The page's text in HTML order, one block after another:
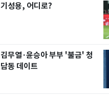
기성용, 어디로?
김무열·윤승아 부부 '불금' 청
담동 데이트